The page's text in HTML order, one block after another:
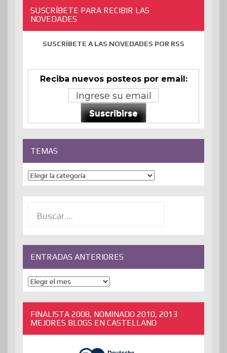
SUSCRÍBETE PARA RECIBIR LAS
NOVEDADES
SUSCRÍBETE A LAS NOVEDADES POR RSS
Reciba nuevos posteos por email:
Suscribirse
TEMAS
Temas
ENTRADAS ANTERIORES
ENTRADAS
ANTERIORES
FINALISTA 2008, NOMINADO 2010, 2013
MEJORES BLOGS EN CASTELLANO